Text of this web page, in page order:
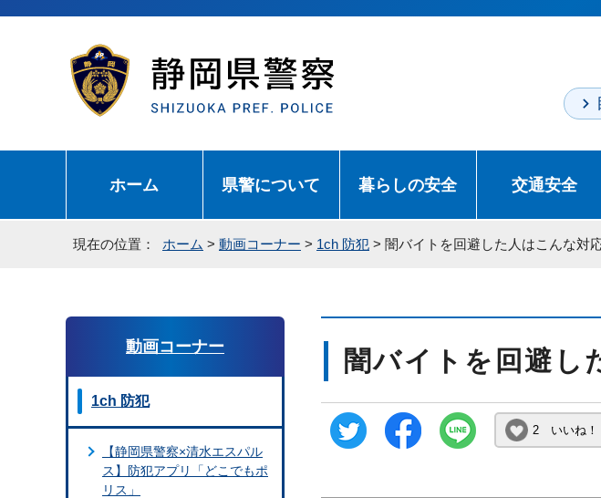
ホーム 県警について 暮らしの安全 交通安全
現在の位置： ホーム > 動画コーナー > 1ch 防犯 > 闇バイトを回避した人はこんな対
闇バイトを回避し
2 いいね！
動画コーナー
1ch 防犯
【静岡県警察×清水エスパル
ス】防犯アプリ「どこでもポ
リス」